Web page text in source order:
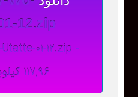
12.zip
01-12.zip -
117,96 کیلوبایت1304